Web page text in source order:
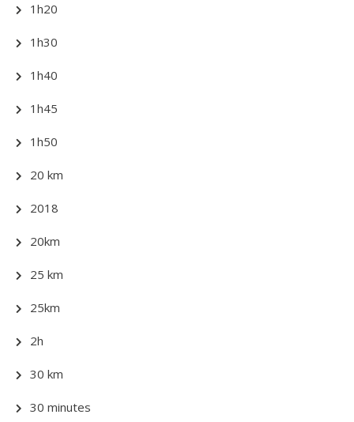
1h20
1h30
1h40
1h45
1h50
20 km
2018
20km
25 km
25km
2h
30 km
30 minutes